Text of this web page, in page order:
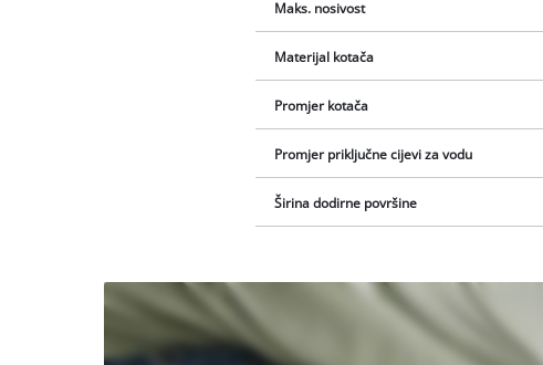
Maks. nosivost
Materijal kotača
Promjer kotača
Promjer priključne cijevi za vodu
Širina dodirne površine
Trebamo